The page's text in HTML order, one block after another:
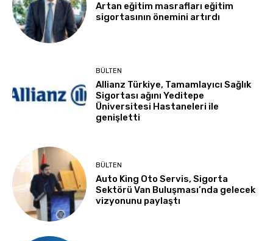
Artan eğitim masrafları eğitim
sigortasının önemini artırdı
BÜLTEN
Allianz Türkiye, Tamamlayıcı Sağlık
Sigortası ağını Yeditepe
Üniversitesi Hastaneleri ile
genişletti
BÜLTEN
Auto King Oto Servis, Sigorta
Sektörü Van Buluşması’nda gelecek
vizyonunu paylaştı